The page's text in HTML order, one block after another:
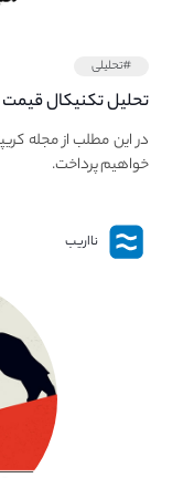
#تحلیلی
تحلیل تکنیکال قیمت بیت
در این مطلب از مجله
خواهیم پرداخت.
نااریب